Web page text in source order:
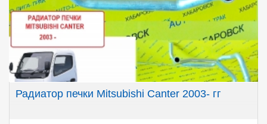
Радиатор печки Mitsubishi Canter 2003- гг